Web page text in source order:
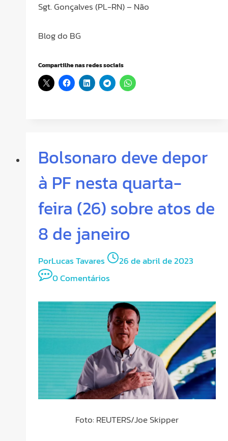
Sgt. Gonçalves (PL-RN) – Não
Blog do BG
Compartilhe nas redes sociais
Bolsonaro deve depor
à PF nesta quarta-
feira (26) sobre atos de
8 de janeiro
PorLucas Tavares
26 de abril de 2023
0 Comentários
Foto: REUTERS/Joe Skipper